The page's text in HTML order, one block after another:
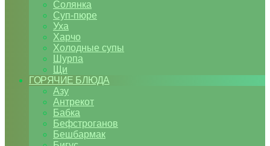
Солянка
Суп-пюре
Уха
Харчо
Холодные супы
Шурпа
Щи
ГОРЯЧИЕ БЛЮДА
Азу
Антрекот
Бабка
Бефстроганов
Бешбармак